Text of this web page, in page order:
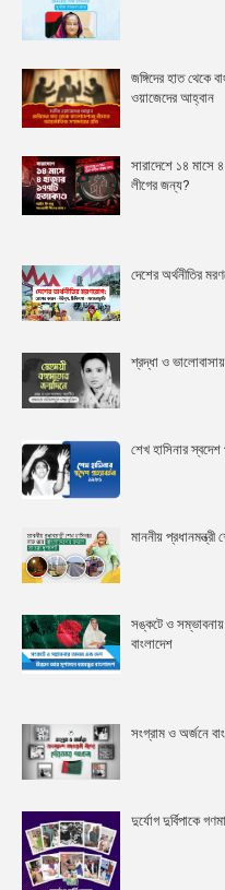
জঙ্গিদের হাত থেকে
ওয়াজেদের আহ্বান
সারাদেশে ১৪
লীগের জন্য?
দেশের অর্থনীতির
শ্রদ্ধা ও
শেখ হাসিনার
মাননীয়
সঙ্কটে ও
বাংলাদেশ
সংগ্রাম ও অর্জনে
দুর্যোগ দুর্বিপাকে